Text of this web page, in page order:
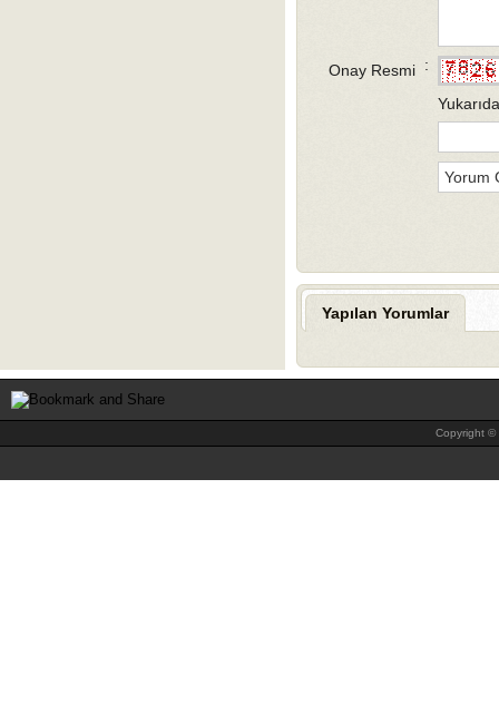
Onay Resmi :
Yapılan Yorumlar
Copyright ©